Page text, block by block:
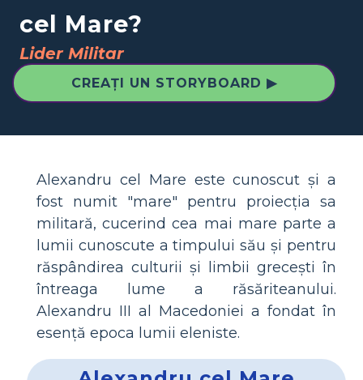
cel Mare?
Lider Militar
CREAȚI UN STORYBOARD ▶
Alexandru cel Mare este cunoscut și a
fost numit "mare" pentru proiecția sa
militară, cucerind cea mai mare parte a
lumii cunoscute a timpului său și pentru
răspândirea culturii și limbii grecești în
întreaga lume a răsăriteanului.
Alexandru III al Macedoniei a fondat în
esență epoca lumii eleniste.